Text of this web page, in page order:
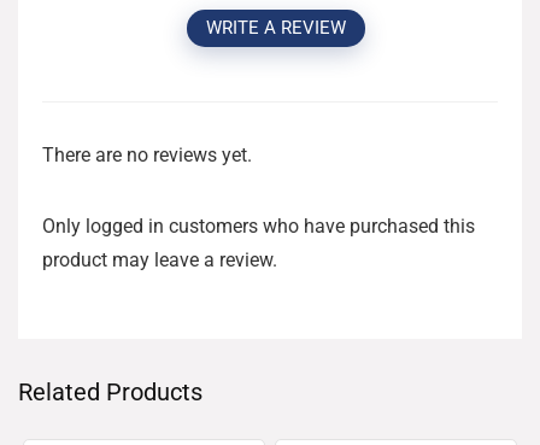
WRITE A REVIEW
There are no reviews yet.
Only logged in customers who have purchased this
product may leave a review.
Related Products